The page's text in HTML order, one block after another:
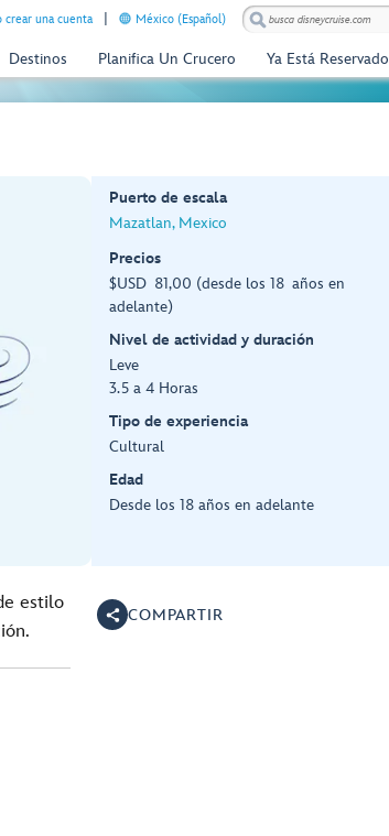
crear una cuenta México (Español)
Destinos Planifica Un Crucero Ya Está Reservado
Puerto de escala
Mazatlan, Mexico
Precios
$USD 81,00 (desde los 18 años en
adelante)
Nivel de actividad y duración
Leve
3.5 a 4 Horas
Tipo de experiencia
Cultural
Edad
Desde los 18 años en adelante
estilo
COMPARTIR